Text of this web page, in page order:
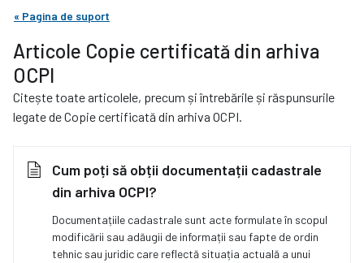
« Pagina de suport
Articole Copie certificată din arhiva
OCPI
Citește toate articolele, precum și întrebările și răspunsurile
legate de Copie certificată din arhiva OCPI.
Cum poți să obții documentații cadastrale
din arhiva OCPI?
Documentațiile cadastrale sunt acte formulate în scopul
modificării sau adăugii de informații sau fapte de ordin
tehnic sau juridic care reflectă situația actuală a unui